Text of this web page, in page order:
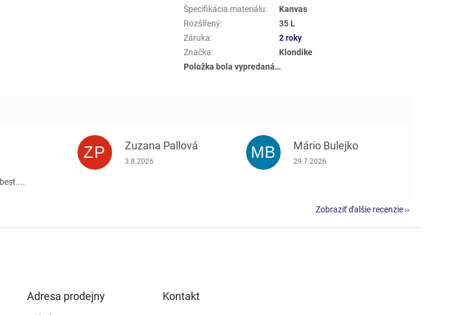
Špecifikácia materiálu:
Kanvas
Rozšířený:
35 L
Záruka:
2 roky
Značka:
Klondike
Položka bola vypredaná…
je 5 z 5 hviezdičiek.
ZP Zuzana Pallová
Hodnotenie obchodu je 5 z 5 hviezdičiek.
3.8.2026 MB Mário Bulejko
Hodnotenie obchodu je 5 z 5 hviezdičiek.
29.7.2026
Zobraziť ďalšie recenzie
Adresa prodejny Kontakt